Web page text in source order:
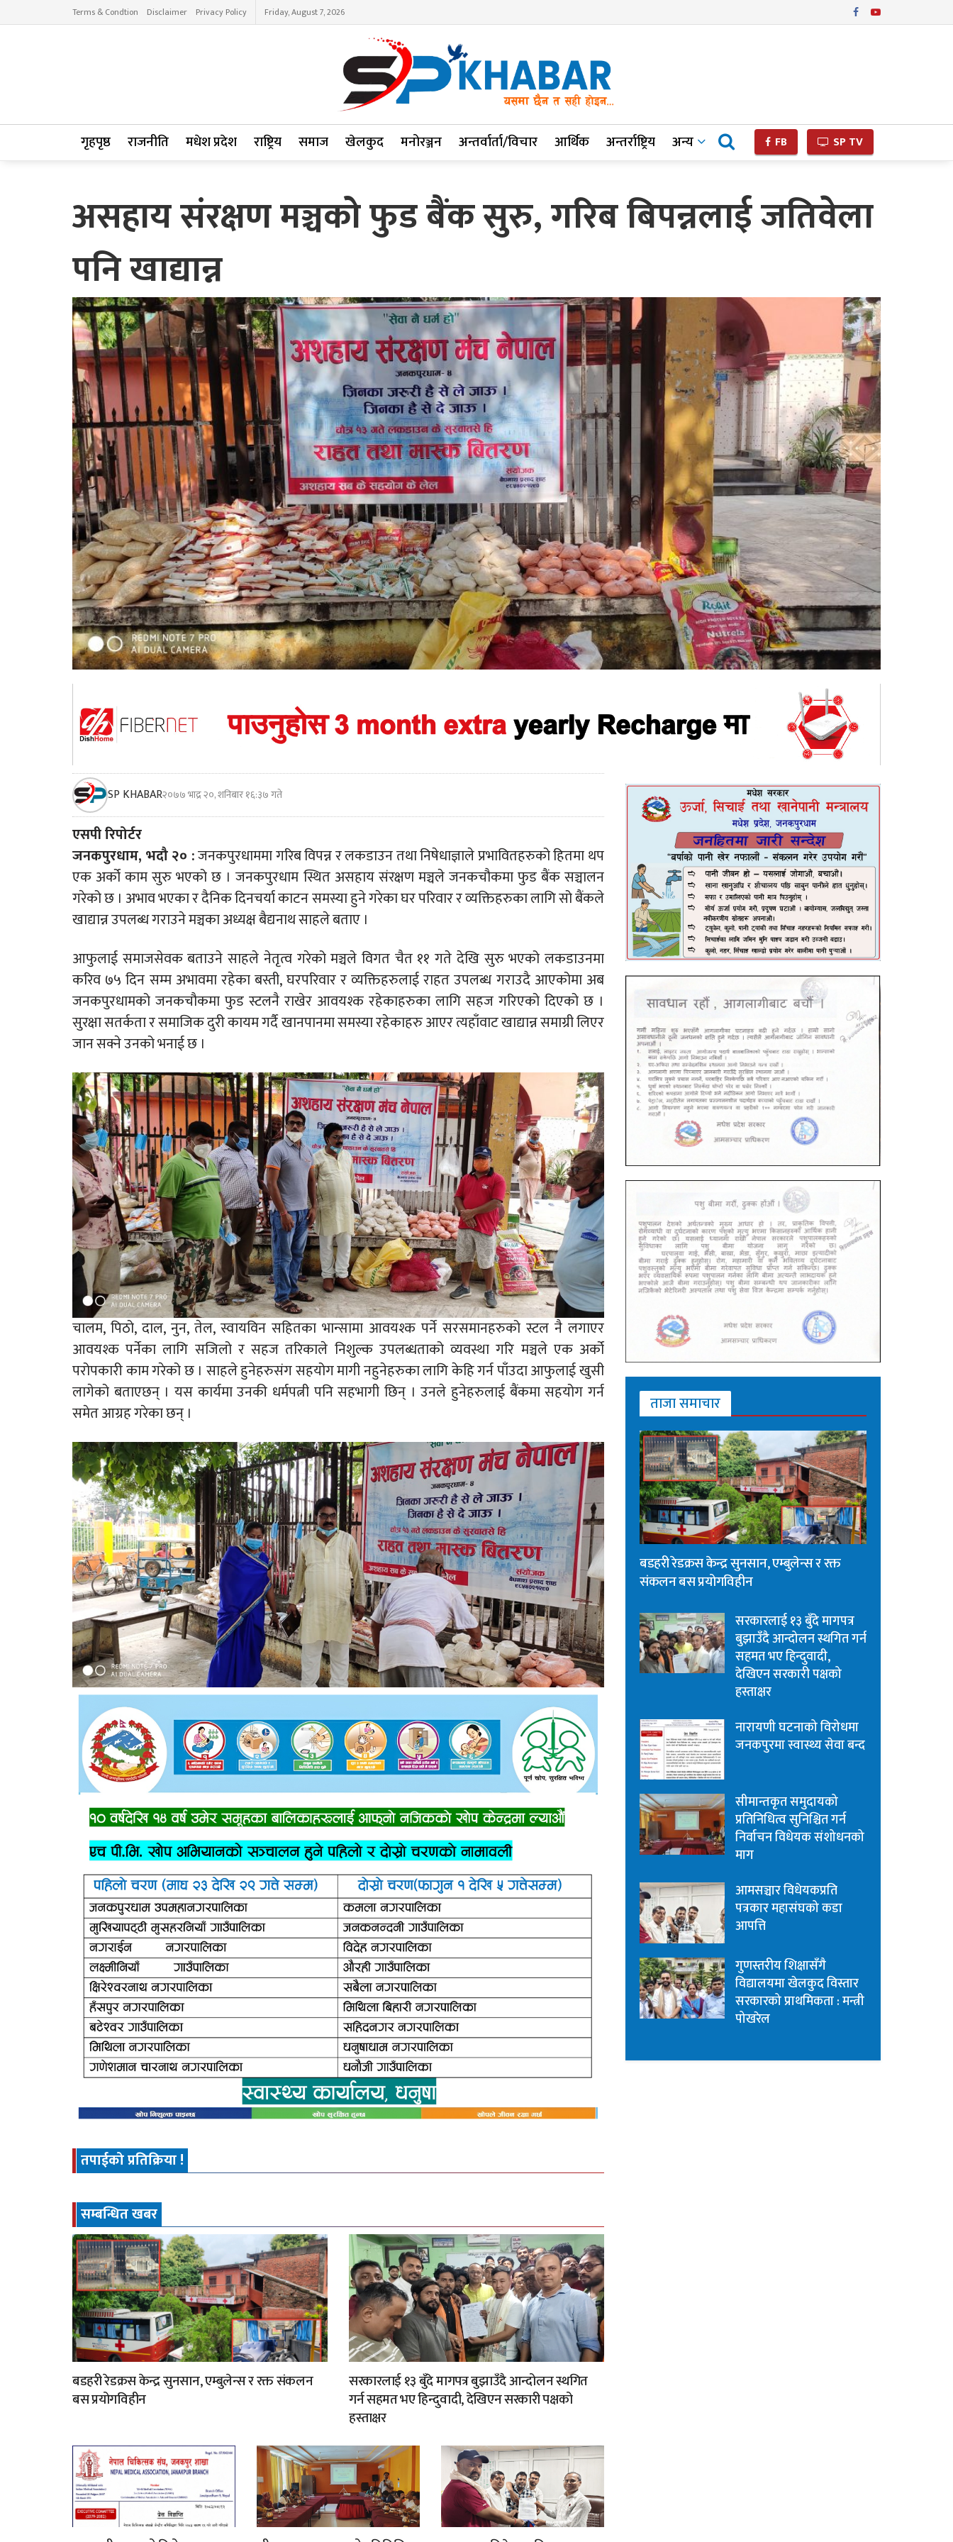
Terms & Condtion Disclaimer Privacy Policy Friday, August 7, 2026
गृहपृष्ठ राजनीति मधेश प्रदेश राष्ट्रिय समाज खेलकुद मनोरञ्जन अन्तर्वार्ता/विचार आर्थिक अन्तर्राष्ट्रिय अन्य FB SP TV
असहाय संरक्षण मञ्चको फुड बैंक सुरु, गरिब बिपन्नलाई जतिवेला
पनि खाद्यान्न
SP KHABAR२०७७ भाद्र २०, शनिबार १६:३७ गते
एसपी रिपोर्टर
जनकपुरधाम, भदौ २० :जनकपुरधाममा गरिब विपन्न र लकडाउन तथा निषेधाज्ञाले प्रभावितहरुको हितमा थप
एक अर्को काम सुरु भएको छ । जनकपुरधाम स्थित असहाय संरक्षण मञ्चले जनकचौकमा फुड बैंक सञ्चालन
गरेको छ । अभाव भएका र दैनिक दिनचर्या काटन समस्या हुने गरेका घर परिवार र व्यक्तिहरुका लागि सो बैंकले
खाद्यान्न उपलब्ध गराउने मञ्चका अध्यक्ष बैद्यनाथ साहले बताए ।
आफुलाई समाजसेवक बताउने साहले नेतृत्व गरेको मञ्चले विगत चैत ११ गते देखि सुरु भएको लकडाउनमा
करिव ७५ दिन सम्म अभावमा रहेका बस्ती, घरपरिवार र व्यक्तिहरुलाई राहत उपलब्ध गराउदै आएकोमा अब
जनकपुरधामको जनकचौकमा फुड स्टलनै राखेर आवयश्क रहेकाहरुका लागि सहज गरिएको दिएको छ ।
सुरक्षा सतर्कता र समाजिक दुरी कायम गर्दै खानपानमा समस्या रहेकाहरु आएर त्यहाँवाट खाद्यान्न समाग्री लिएर
जान सक्ने उनको भनाई छ ।
चालम, पिठो, दाल, नुन, तेल, स्वायविन सहितका भान्सामा आवयश्क पर्ने सरसमानहरुको स्टल नै लगाएर
आवयश्क पर्नेका लागि सजिलो र सहज तरिकाले निशुल्क उपलब्धताको व्यवस्था गरि मञ्चले एक अर्को
परोपकारी काम गरेको छ । साहले हुनेहरुसंग सहयोग मागी नहुनेहरुका लागि केहि गर्न पाँउदा आफुलाई खुसी
लागेको बताएछन् । यस कार्यमा उनकी धर्मपत्नी पनि सहभागी छिन् । उनले हुनेहरुलाई बैंकमा सहयोग गर्न
समेत आग्रह गरेका छन् ।
तपाईको प्रतिक्रिया !
सम्बन्धित खबर
बडहरी रेडक्रस केन्द्र सुनसान, एम्बुलेन्स र रक्त संकलन
बस प्रयोगविहीन
सरकारलाई १३ बुँदे मागपत्र बुझाउँदै आन्दोलन स्थगित
गर्न सहमत भए हिन्दुवादी, देखिएन सरकारी पक्षको
हस्ताक्षर
ताजा समाचार
बडहरी रेडक्रस केन्द्र सुनसान, एम्बुलेन्स र रक्त
संकलन बस प्रयोगविहीन
सरकारलाई १३ बुँदे मागपत्र
बुझाउँदै आन्दोलन स्थगित गर्न
सहमत भए हिन्दुवादी,
देखिएन सरकारी पक्षको
हस्ताक्षर
नारायणी घटनाको विरोधमा
जनकपुरमा स्वास्थ्य सेवा बन्द
सीमान्तकृत समुदायको
प्रतिनिधित्व सुनिश्चित गर्न
निर्वाचन विधेयक संशोधनको
माग
आमसञ्चार विधेयकप्रति
पत्रकार महासंघको कडा
आपत्ति
गुणस्तरीय शिक्षासँगै
विद्यालयमा खेलकुद विस्तार
सरकारको प्राथमिकता : मन्त्री
पोखरेल